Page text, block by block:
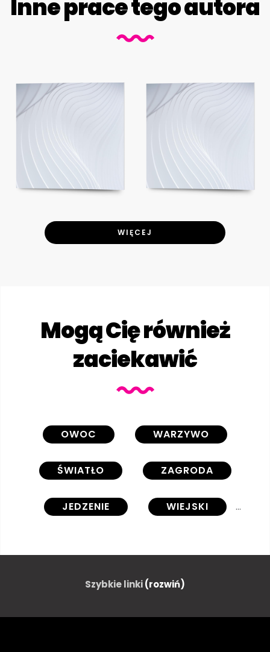
Inne prace tego autora
WIĘCEJ
Mogą Cię również
zaciekawić
OWOC WARZYWO
ŚWIATŁO ZAGRODA
JEDZENIE WIEJSKI
STILL-LIFE ZDROWY
SŁOŃCE NATURALNY
Szybkie linki(rozwiń)